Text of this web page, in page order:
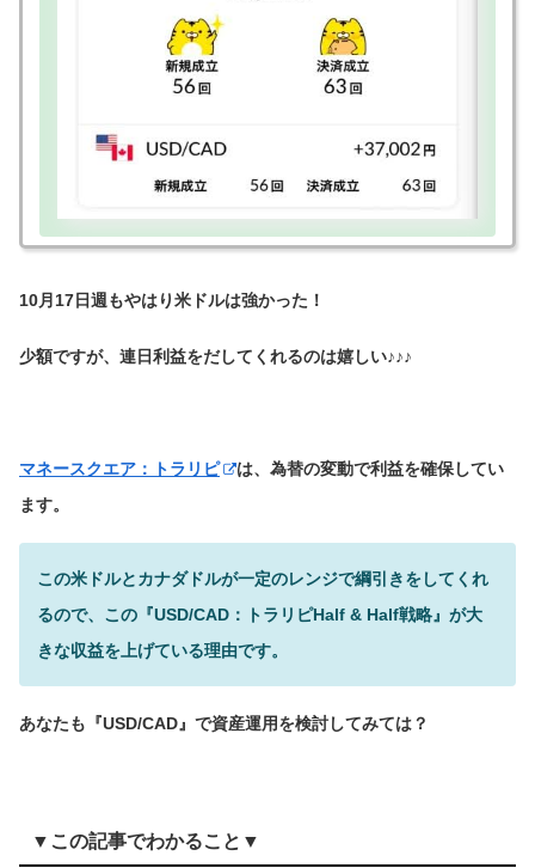
10月17日週もやはり米ドルは強かった！
少額ですが、連日利益をだしてくれるのは嬉しい♪♪♪
マネースクエア：トラリピ
は、為替の変動で利益を確保してい
ます。
この米ドルとカナダドルが一定のレンジで綱引きをしてくれ
るので、この『USD/CAD：トラリピHalf & Half戦略』が大
きな収益を上げている理由です。
あなたも『USD/CAD』で資産運用を検討してみては？
▼この記事でわかること▼